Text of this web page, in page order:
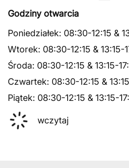
Godziny otwarcia
Poniedziałek: 08:30-12:15 &
Wtorek: 08:30-12:15 & 13:15-
Środa: 08:30-12:15 & 13:15-
Czwartek: 08:30-12:15 & 13:15
Piątek: 08:30-12:15 & 13:15-
wczytaj